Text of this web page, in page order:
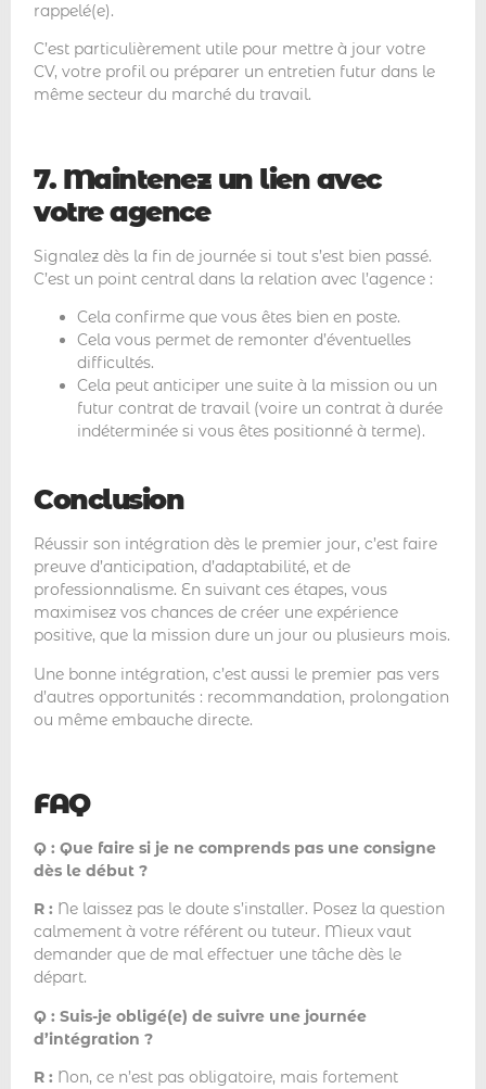
rappelé(e).
C’est particulièrement utile pour mettre à jour votre
CV, votre profil ou préparer un entretien futur dans le
même secteur du marché du travail.
7. Maintenez un lien avec
votre agence
Signalez dès la fin de journée si tout s’est bien passé.
C’est un point central dans la relation avec l’agence :
Cela confirme que vous êtes bien en poste.
Cela vous permet de remonter d’éventuelles
difficultés.
Cela peut anticiper une suite à la mission ou un
futur contrat de travail (voire un contrat à durée
indéterminée si vous êtes positionné à terme).
Conclusion
Réussir son intégration dès le premier jour, c’est faire
preuve d’anticipation, d’adaptabilité, et de
professionnalisme. En suivant ces étapes, vous
maximisez vos chances de créer une expérience
positive, que la mission dure un jour ou plusieurs mois.
Une bonne intégration, c’est aussi le premier pas vers
d’autres opportunités : recommandation, prolongation
ou même embauche directe.
FAQ
Q : Que faire si je ne comprends pas une consigne
dès le début ?
R : Ne laissez pas le doute s’installer. Posez la question
calmement à votre référent ou tuteur. Mieux vaut
demander que de mal effectuer une tâche dès le
départ.
Q : Suis-je obligé(e) de suivre une journée
d’intégration ?
R : Non, ce n’est pas obligatoire, mais fortement